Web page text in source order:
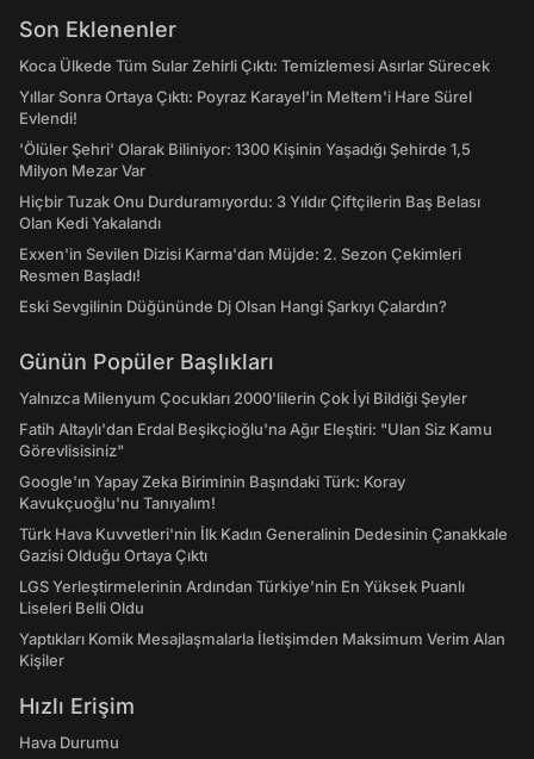
Son Eklenenler
Koca Ülkede Tüm Sular Zehirli Çıktı: Temizlemesi Asırlar Sürecek
Yıllar Sonra Ortaya Çıktı: Poyraz Karayel'in Meltem'i Hare Sürel
Evlendi!
'Ölüler Şehri' Olarak Biliniyor: 1300 Kişinin Yaşadığı Şehirde 1,5
Milyon Mezar Var
Hiçbir Tuzak Onu Durduramıyordu: 3 Yıldır Çiftçilerin Baş Belası
Olan Kedi Yakalandı
Exxen'in Sevilen Dizisi Karma'dan Müjde: 2. Sezon Çekimleri
Resmen Başladı!
Eski Sevgilinin Düğününde Dj Olsan Hangi Şarkıyı Çalardın?
Günün Popüler Başlıkları
Yalnızca Milenyum Çocukları 2000'lilerin Çok İyi Bildiği Şeyler
Fatih Altaylı'dan Erdal Beşikçioğlu'na Ağır Eleştiri: "Ulan Siz Kamu
Görevlisisiniz"
Google'ın Yapay Zeka Biriminin Başındaki Türk: Koray
Kavukçuoğlu'nu Tanıyalım!
Türk Hava Kuvvetleri'nin İlk Kadın Generalinin Dedesinin Çanakkale
Gazisi Olduğu Ortaya Çıktı
LGS Yerleştirmelerinin Ardından Türkiye'nin En Yüksek Puanlı
Liseleri Belli Oldu
Yaptıkları Komik Mesajlaşmalarla İletişimden Maksimum Verim Alan
Kişiler
Hızlı Erişim
Hava Durumu